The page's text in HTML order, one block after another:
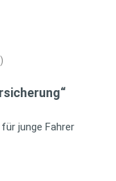
junge Fahrer